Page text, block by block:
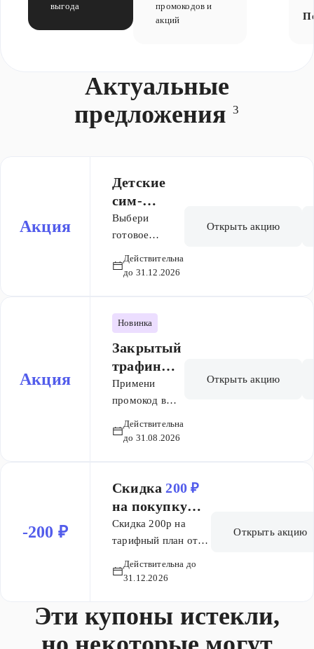
выгода
промокодов и
акций
Актуальные
предложения 3
Акция
Детские
сим-
карты
Выбери
готовое
безопасности
детьми.
Действительна
до 31.12.2026
Открыть акцию
Акция
Новинка
Закрытый
трафиный
план
билайн -
доступен
только по
Примени
промокод в
получи
тариф от
Условия
тарифа: •
интернет •
Безлимитные
Действительна
до 31.08.2026
Открыть акцию
-200 ₽
Скидка 200 ₽
на покупку
тарифного
плана/
подписки с
абонентской
₽в месяц
Скидка 200р на
тарифный план от
план / подписка,
«план б. kids», bee
CONTACT, bee
Действительна до
31.12.2026
Открыть акцию
Эти купоны истекли,